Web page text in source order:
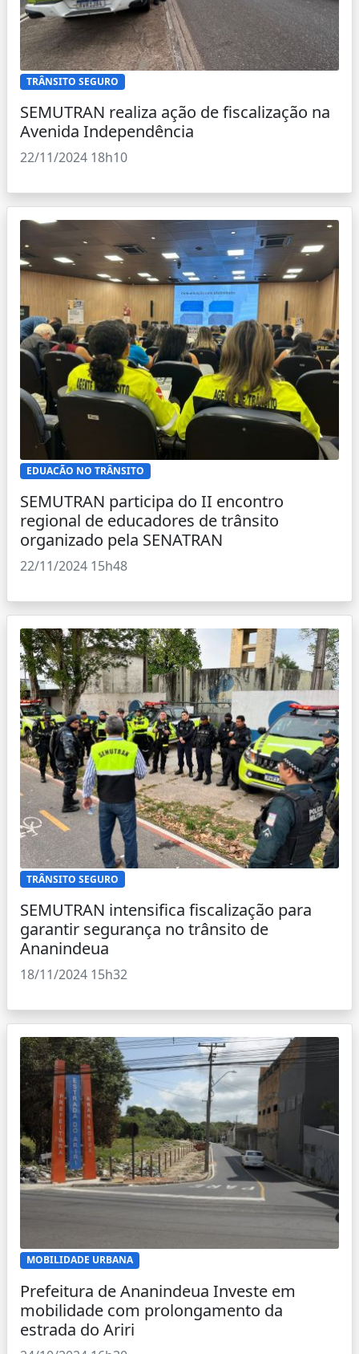
TRÂNSITO SEGURO
SEMUTRAN realiza ação de fiscalização na
Avenida Independência
22/11/2024 18h10
EDUACÃO NO TRÂNSITO
SEMUTRAN participa do II encontro
regional de educadores de trânsito
organizado pela SENATRAN
22/11/2024 15h48
TRÂNSITO SEGURO
SEMUTRAN intensifica fiscalização para
garantir segurança no trânsito de
Ananindeua
18/11/2024 15h32
MOBILIDADE URBANA
Prefeitura de Ananindeua Investe em
mobilidade com prolongamento da
estrada do Ariri